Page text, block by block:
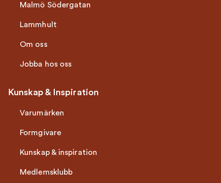
Malmö Södergatan
Lammhult
Om oss
Jobba hos oss
Kunskap & Inspiration
Varumärken
Formgivare
Kunskap & inspiration
Medlemsklubb